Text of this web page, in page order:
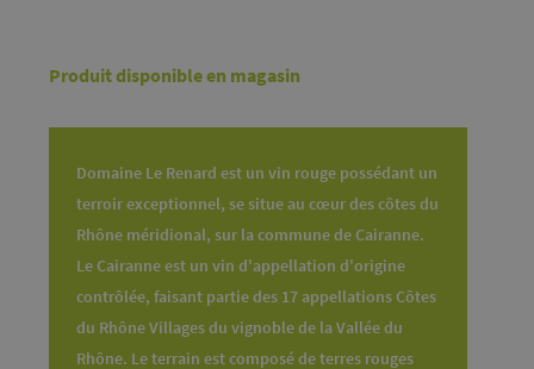
Produit disponible en magasin
Domaine Le Renard est un vin rouge possédant un
terroir exceptionnel, se situe au cœur des côtes du
Rhône méridional, sur la commune de Cairanne.
Le Cairanne est un vin d'appellation d'origine
contrôlée, faisant partie des 17 appellations Côtes
du Rhône Villages du vignoble de la Vallée du
Rhône. Le terrain est composé de terres rouges